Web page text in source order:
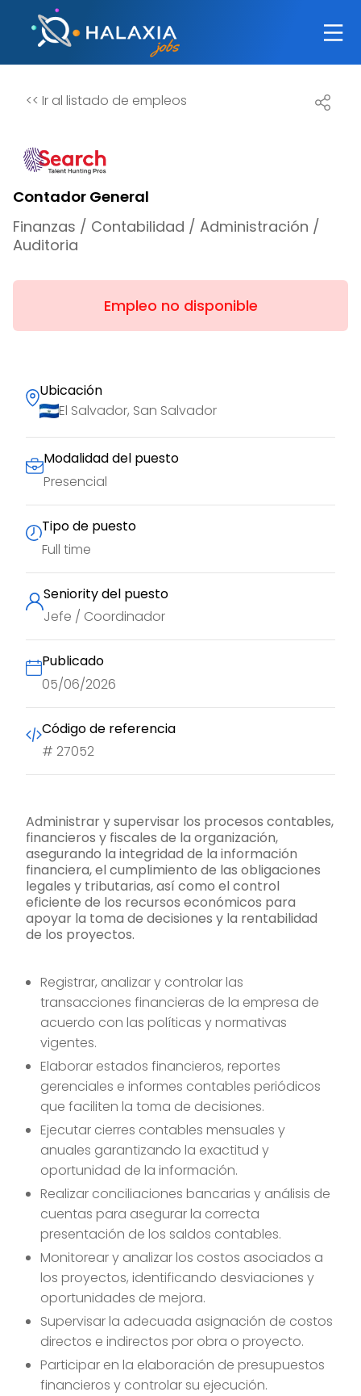
<< Ir al listado de empleos
Administrar y supervisar los procesos contables,
financieros y fiscales de la organización,
asegurando la integridad de la información
financiera, el cumplimiento de las obligaciones
legales y tributarias, así como el control
eficiente de los recursos económicos para
apoyar la toma de decisiones y la rentabilidad
de los proyectos.
Registrar, analizar y controlar las
transacciones financieras de la empresa de
acuerdo con las políticas y normativas
vigentes.
Elaborar estados financieros, reportes
gerenciales e informes contables periódicos
que faciliten la toma de decisiones.
Ejecutar cierres contables mensuales y
anuales garantizando la exactitud y
oportunidad de la información.
Realizar conciliaciones bancarias y análisis de
cuentas para asegurar la correcta
presentación de los saldos contables.
Monitorear y analizar los costos asociados a
los proyectos, identificando desviaciones y
oportunidades de mejora.
Supervisar la adecuada asignación de costos
directos e indirectos por obra o proyecto.
Participar en la elaboración de presupuestos
financieros y controlar su ejecución.
Contador General
Finanzas / Contabilidad / Administración /
Auditoria
Empleo no disponible
Ubicación
El Salvador, San Salvador
Modalidad del puesto
Presencial
Tipo de puesto
Full time
Seniority del puesto
Jefe / Coordinador
Publicado
05/06/2026
Código de referencia
# 27052